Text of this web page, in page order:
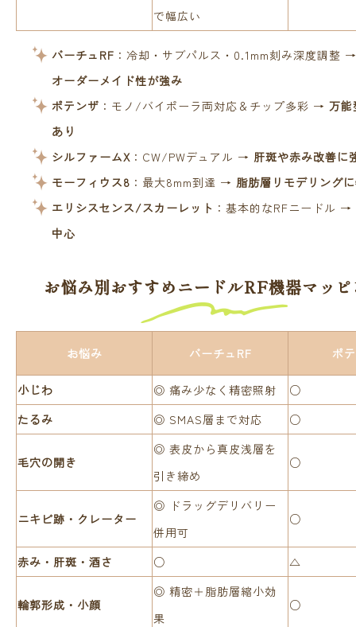
で幅広い
バーチュRF ：冷却・サブパルス・0.1mm刻み深度調整
オーダーメイド性が強み
ポテンザ ：モノ/バイポーラ両対応＆チップ多彩 → 万能
あり
シルファームX ：CW/PWデュアル → 肝斑や赤み改善に
モーフィウス8 ：最大8mm到達 → 脂肪層リモデリング
エリシスセンス/スカーレット ：基本的なRFニードル →
中心
お悩み別おすすめニードルRF機器マッ
お悩み バーチュRF ポ
小じわ ◎ 痛み少なく精密照射
○
たるみ
◎ SMAS層まで対応 ○
毛穴の開き
◎ 表皮から真皮浅層を
引き締め
○
ニキビ跡・クレーター
◎ ドラッグデリバリー
併用可
○
赤み・肝斑・酒さ ○ △
輪郭形成・小顔
◎ 精密＋脂肪層縮小効
果
○